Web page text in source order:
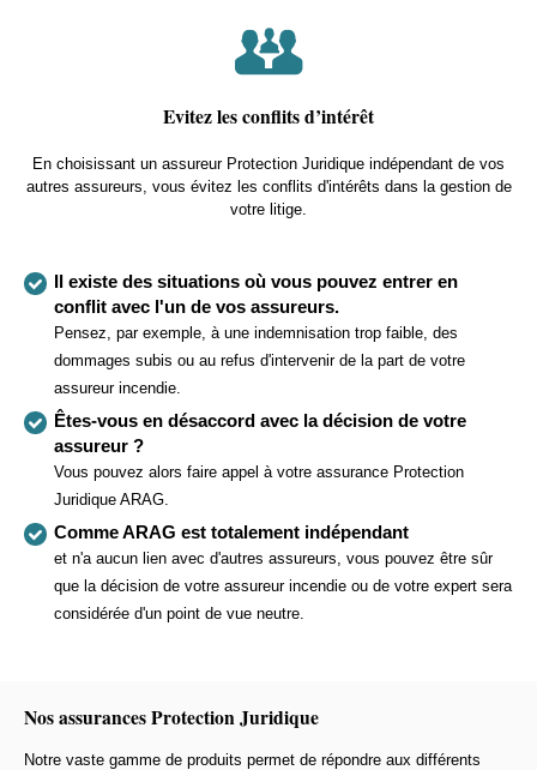
Evitez les conflits d’intérêt
En choisissant un assureur Protection Juridique indépendant de vos
autres assureurs, vous évitez les conflits d'intérêts dans la gestion de
votre litige.
Il existe des situations où vous pouvez entrer en
conflit avec l'un de vos assureurs.
Pensez, par exemple, à une indemnisation trop faible, des
dommages subis ou au refus d'intervenir de la part de votre
assureur incendie.
Êtes-vous en désaccord avec la décision de votre
assureur ?
Vous pouvez alors faire appel à votre assurance Protection
Juridique ARAG.
Comme ARAG est totalement indépendant
et n'a aucun lien avec d'autres assureurs, vous pouvez être sûr
que la décision de votre assureur incendie ou de votre expert sera
considérée d'un point de vue neutre.
Nos assurances Protection Juridique
Notre vaste gamme de produits permet de répondre aux différents